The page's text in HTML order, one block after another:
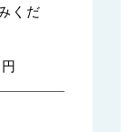
くだ